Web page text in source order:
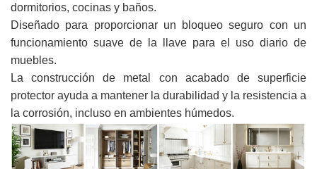
dormitorios, cocinas y baños.
Diseñado para proporcionar un bloqueo seguro con un
funcionamiento suave de la llave para el uso diario de
muebles.
La construcción de metal con acabado de superficie
protector ayuda a mantener la durabilidad y la resistencia a
la corrosión, incluso en ambientes húmedos.